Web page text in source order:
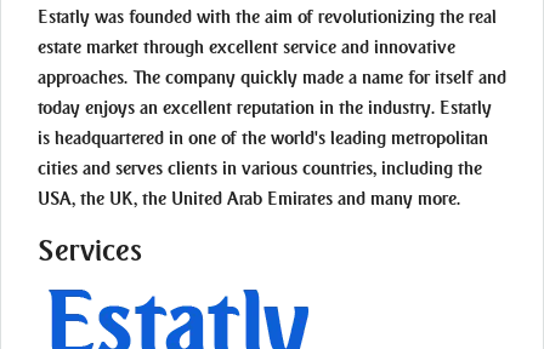
Estatly was founded with the aim of revolutionizing the real
estate market through excellent service and innovative
approaches. The company quickly made a name for itself and
today enjoys an excellent reputation in the industry. Estatly
is headquartered in one of the world's leading metropolitan
cities and serves clients in various countries, including the
USA, the UK, the United Arab Emirates and many more.
Services